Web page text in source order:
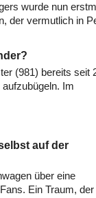
wurde nun
der vermutlich in
(981) bereits seit
Im
auf der
über eine
Ein Traum,